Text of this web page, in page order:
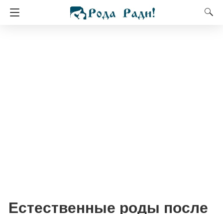
Естественные роды после